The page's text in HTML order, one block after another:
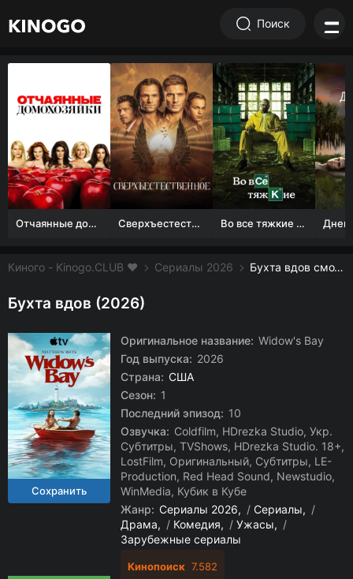
Поиск
Отчаянные домохозяйки (1 сезон) Сверхъестественное Во все тяжкие 1-5 сезон
Киного - Kinogo.CLUB ❤️ Сериалы 2026 Бухта вдов смотреть онлайн бесплатно
Бухта вдов (2026)
Оригинальное название: Widow's Bay
Год выпуска: 2026
Страна: США
Сезон: 1
Последний эпизод: 10
Озвучка: Coldfilm, HDrezka Studio, Укр.
Субтитры, TVShows, HDrezka Studio. 18+,
LostFilm, Оригинальный, Субтитры, LE-
Production, Red Head Sound, Newstudio,
WinMedia, Кубик в Кубе
Жанр: Сериалы 2026 / Сериалы
/
Драма
/ Комедия / Ужасы
/
Зарубежные сериалы
Кинопоиск 7.582